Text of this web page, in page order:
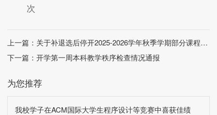
次
上一篇： 关于补退选后停开2025-2026学年秋季学期部分课程的通知
下一篇： 开学第一周本科教学秩序检查情况通报
为您推荐
我校学子在ACM国际大学生程序设计等竞赛中喜获佳绩